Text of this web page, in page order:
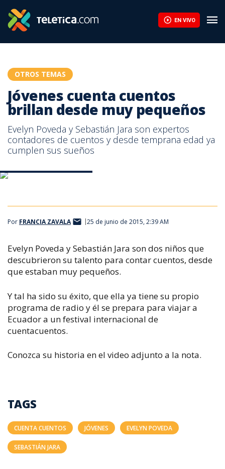
EN VIVO
OTROS TEMAS
Jóvenes cuenta cuentos
brillan desde muy pequeños
Evelyn Poveda y Sebastián Jara son expertos
contadores de cuentos y desde temprana edad ya
cumplen sus sueños
Por FRANCIA ZAVALA 25 de junio de 2015, 2:39 AM
Evelyn Poveda y Sebastián Jara son dos niños que
descubrieron su talento para contar cuentos, desde
que estaban muy pequeños.
Y tal ha sido su éxito, que ella ya tiene su propio
programa de radio y él se prepara para viajar a
Ecuador a un festival internacional de
cuentacuentos.
Conozca su historia en el video adjunto a la nota.
TAGS
CUENTA CUENTOS JÓVENES EVELYN POVEDA
SEBASTIÁN JARA